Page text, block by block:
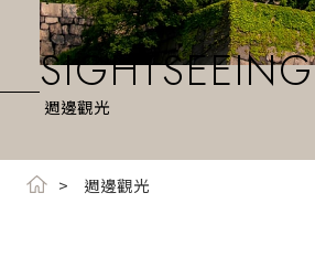
SIGHTSEEING
週邊觀光
週邊觀光